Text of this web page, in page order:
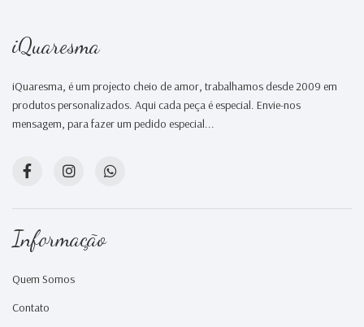
iQuaresma
iQuaresma, é um projecto cheio de amor, trabalhamos desde 2009 em
produtos personalizados. Aqui cada peça é especial. Envie-nos
mensagem, para fazer um pedido especial...
Informação
Quem Somos
Contato